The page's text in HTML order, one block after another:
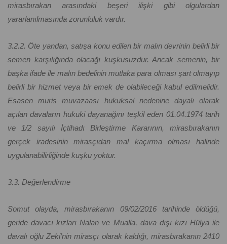
mirasbırakan arasındaki beşeri ilişki gibi olgulardan
yararlanılmasında zorunluluk vardır.
3.2.2. Öte yandan, satışa konu edilen bir malın devrinin belirli bir
semen karşılığında olacağı kuşkusuzdur. Ancak semenin, bir
başka ifade ile malın bedelinin mutlaka para olması şart olmayıp
belirli bir hizmet veya bir emek de olabileceği kabul edilmelidir.
Esasen muris muvazaası hukuksal nedenine dayalı olarak
açılan davaların hukuki dayanağını teşkil eden 01.04.1974 tarih
ve 1/2 sayılı İçtihadı Birleştirme Kararının, mirasbırakanın
gerçek iradesinin mirasçıdan mal kaçırma olması halinde
uygulanabilirliğinde kuşku yoktur.
3.3. Değerlendirme
Somut olayda, mirasbırakanın 09/02/2016 tarihinde öldüğü,
geride davacı kızları Nalan ve Mualla, dava dışı kızı Hülya ile
davalı oğlu Zeki’nin mirasçı olarak kaldığı, mirasbırakanın 2410